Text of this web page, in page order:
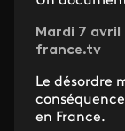
Mardi 7 avril
france.tv
Le désordre
en France.